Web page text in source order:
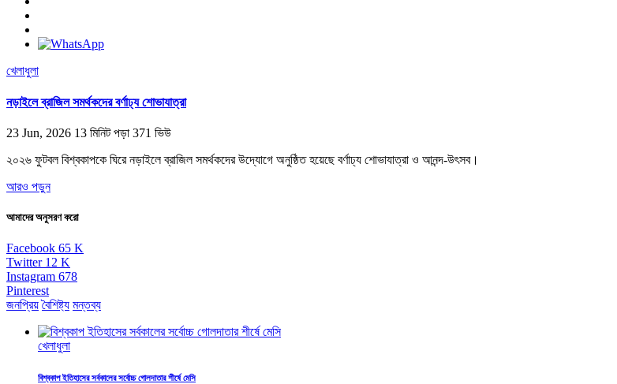
খেলাধুলা
নড়াইলে ব্রাজিল সমর্থকদের বর্ণাঢ্য শোভাযাত্রা
23 Jun, 2026 13 মিনিট পড়া 371 ভিউ
২০২৬ ফুটবল বিশ্বকাপকে ঘিরে নড়াইলে ব্রাজিল সমর্থকদের উদ্যোগে অনুষ্ঠিত হয়েছে বর্ণাঢ্য শোভাযাত্রা ও আনন্দ-উৎসব।
আরও পড়ুন
আমাদের অনুসরণ করো
Facebook 65 K
Twitter 12 K
Instagram 678
Pinterest
জনপ্রিয় বৈশিষ্ট্য মন্তব্য
খেলাধুলা
বিশ্বকাপ ইতিহাসের সর্বকালের সর্বোচ্চ গোলদাতার শীর্ষে মেসি